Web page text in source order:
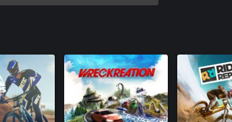
Rustland
Fault One Zero
Fire in the deep
Season Pass